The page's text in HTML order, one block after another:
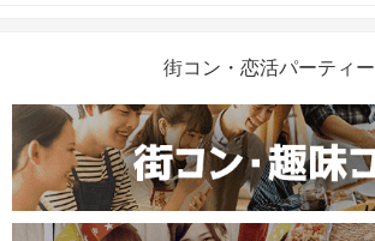
街コン・恋活パーティー